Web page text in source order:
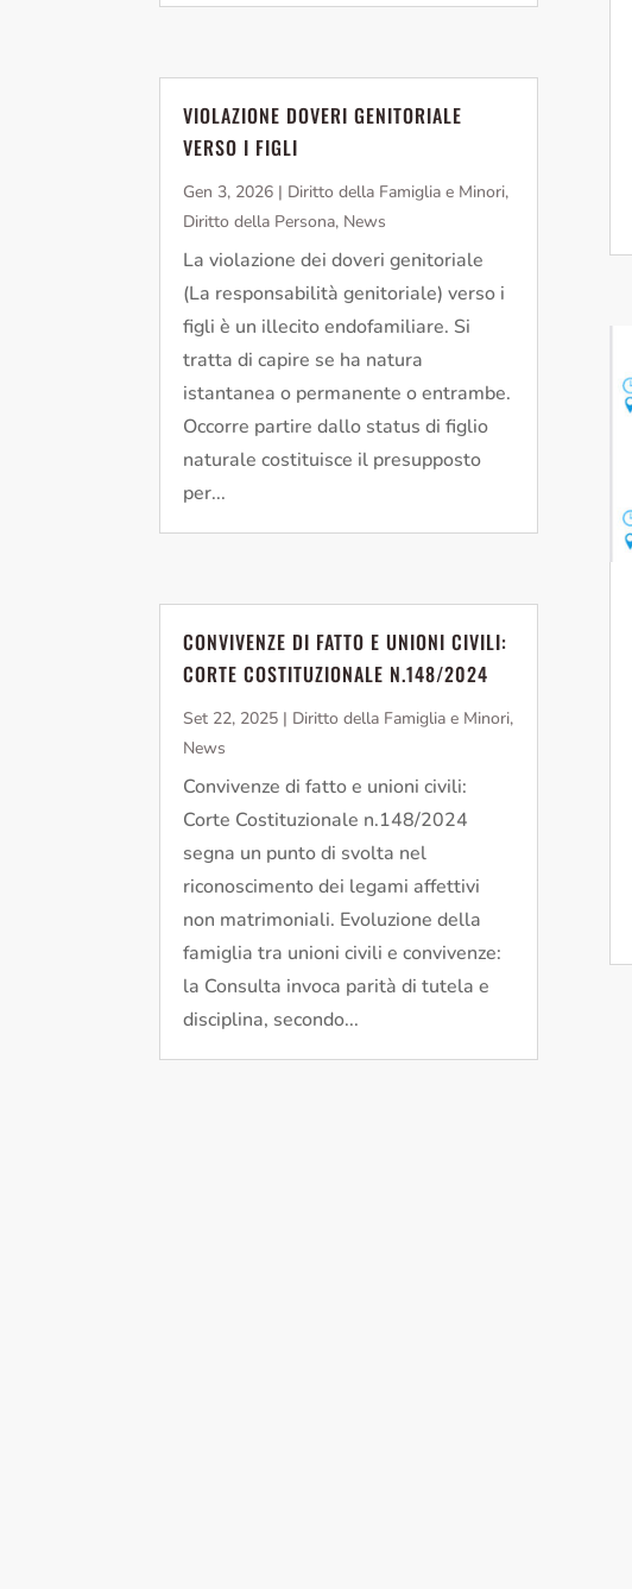
VIOLAZIONE DOVERI GENITORIALE
VERSO I FIGLI
Gen 3, 2026 | Diritto della Famiglia e Minori,
Diritto della Persona, News
La violazione dei doveri genitoriale
(La responsabilità genitoriale) verso i
figli è un illecito endofamiliare. Si
tratta di capire se ha natura
istantanea o permanente o entrambe.
Occorre partire dallo status di figlio
naturale costituisce il presupposto
per...
CONVIVENZE DI FATTO E UNIONI CIVILI:
CORTE COSTITUZIONALE N.148/2024
Set 22, 2025 | Diritto della Famiglia e Minori,
News
Convivenze di fatto e unioni civili:
Corte Costituzionale n.148/2024
segna un punto di svolta nel
riconoscimento dei legami affettivi
non matrimoniali. Evoluzione della
famiglia tra unioni civili e convivenze:
la Consulta invoca parità di tutela e
disciplina, secondo...